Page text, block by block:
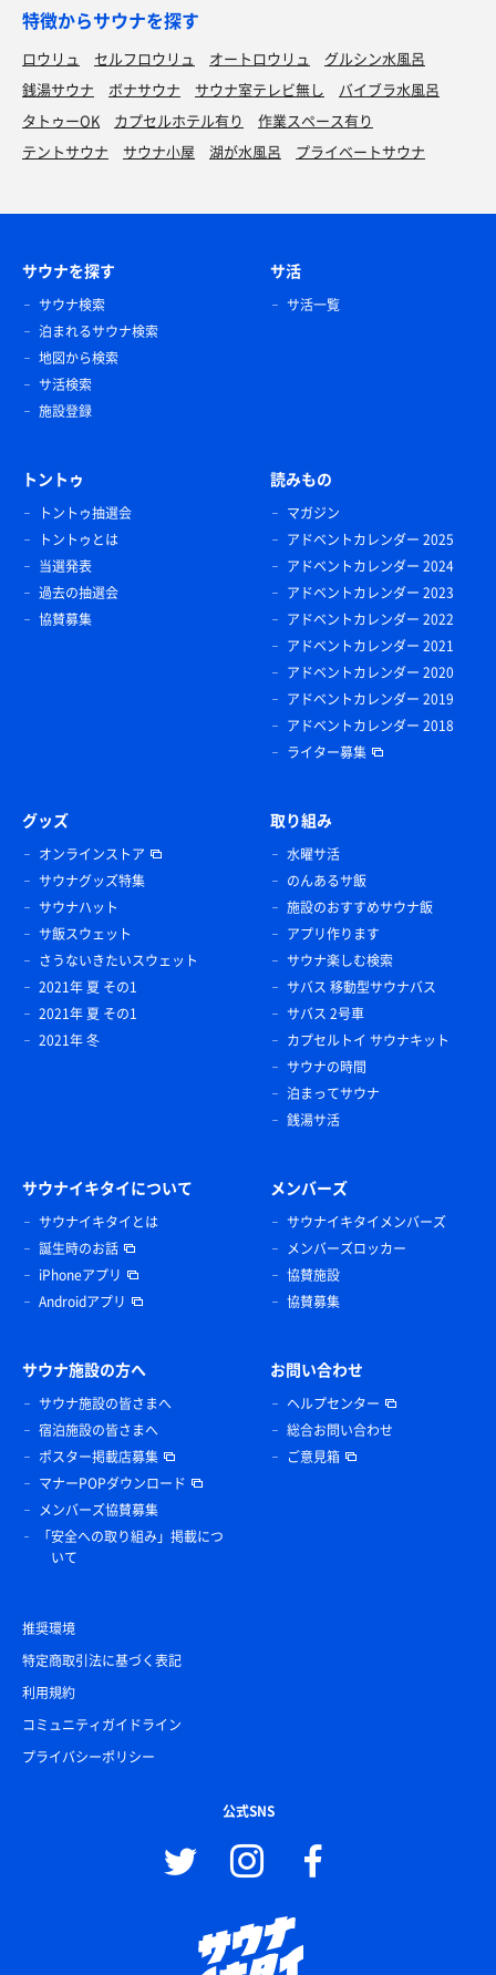
特徴からサウナを探す
ロウリュ セルフロウリュ オートロウリュ
グルシン水風呂
銭湯サウナ
ボナサウナ サウナ室テレビ無し
バイブラ水風呂
タトゥーOK
カプセルホテル有り
作業スペース有り
テントサウナ
サウナ小屋 湖が水風呂 プライベートサウナ
サウナを探す
サウナ検索
泊まれるサウナ検索
地図から検索
サ活検索
施設登録
サ活
サ活一覧
トントゥ
トントゥ抽選会
トントゥとは
当選発表
過去の抽選会
協賛募集
読みもの
マガジン
アドベントカレンダー 2025
アドベントカレンダー 2024
アドベントカレンダー 2023
アドベントカレンダー 2022
アドベントカレンダー 2021
アドベントカレンダー 2020
アドベントカレンダー 2019
アドベントカレンダー 2018
ライター募集
グッズ
オンラインストア
サウナグッズ特集
サウナハット
サ飯スウェット
さうないきたいスウェット
2021年 夏 その1
2021年 夏 その1
2021年 冬
取り組み
水曜サ活
のんあるサ飯
施設のおすすめサウナ飯
アプリ作ります
サウナ楽しむ検索
サバス 移動型サウナバス
サバス 2号車
カプセルトイ サウナキット
サウナの時間
泊まってサウナ
銭湯サ活
サウナイキタイについて
サウナイキタイとは
誕生時のお話
iPhoneアプリ
Androidアプリ
メンバーズ
サウナイキタイメンバーズ
メンバーズロッカー
協賛施設
協賛募集
サウナ施設の方へ
サウナ施設の皆さまへ
宿泊施設の皆さまへ
ポスター掲載店募集
マナーPOPダウンロード
メンバーズ協賛募集
「安全への取り組み」掲載につ
いて
お問い合わせ
ヘルプセンター
総合お問い合わせ
ご意見箱
推奨環境
特定商取引法に基づく表記
利用規約
コミュニティガイドライン
プライバシーポリシー
公式SNS